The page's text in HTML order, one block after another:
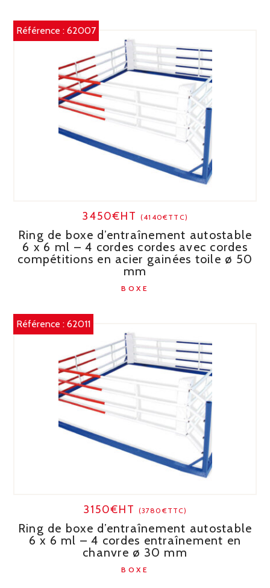
Référence :62007
3450€HT (4140€TTC)
Ring de boxe d’entraînement autostable
6 x 6 ml – 4 cordes cordes avec cordes
compétitions en acier gainées toile ø 50
mm
BOXE
Référence :62011
3150€HT (3780€TTC)
Ring de boxe d’entraînement autostable
6 x 6 ml – 4 cordes entraînement en
chanvre ø 30 mm
BOXE